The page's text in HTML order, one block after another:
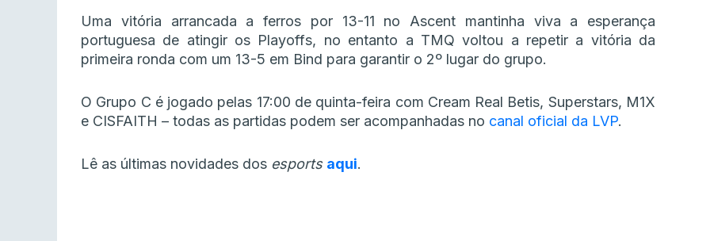
Uma vitória arrancada a ferros por 13-11 no Ascent mantinha viva a esperança
portuguesa de atingir os Playoffs, no entanto a TMQ voltou a repetir a vitória da
primeira ronda com um 13-5 em Bind para garantir o 2º lugar do grupo.
O Grupo C é jogado pelas 17:00 de quinta-feira com Cream Real Betis, Superstars, M1X
e CISFAITH – todas as partidas podem ser acompanhadas no canal oficial da LVP.
Lê as últimas novidades dos esports aqui.